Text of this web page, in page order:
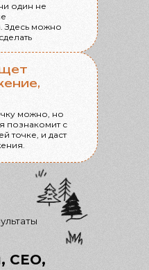
один не
Здесь можно
можно, но
познакомит с
точке, и даст
СЕО,